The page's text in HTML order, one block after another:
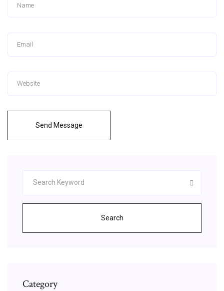
Send Message
Search
Category